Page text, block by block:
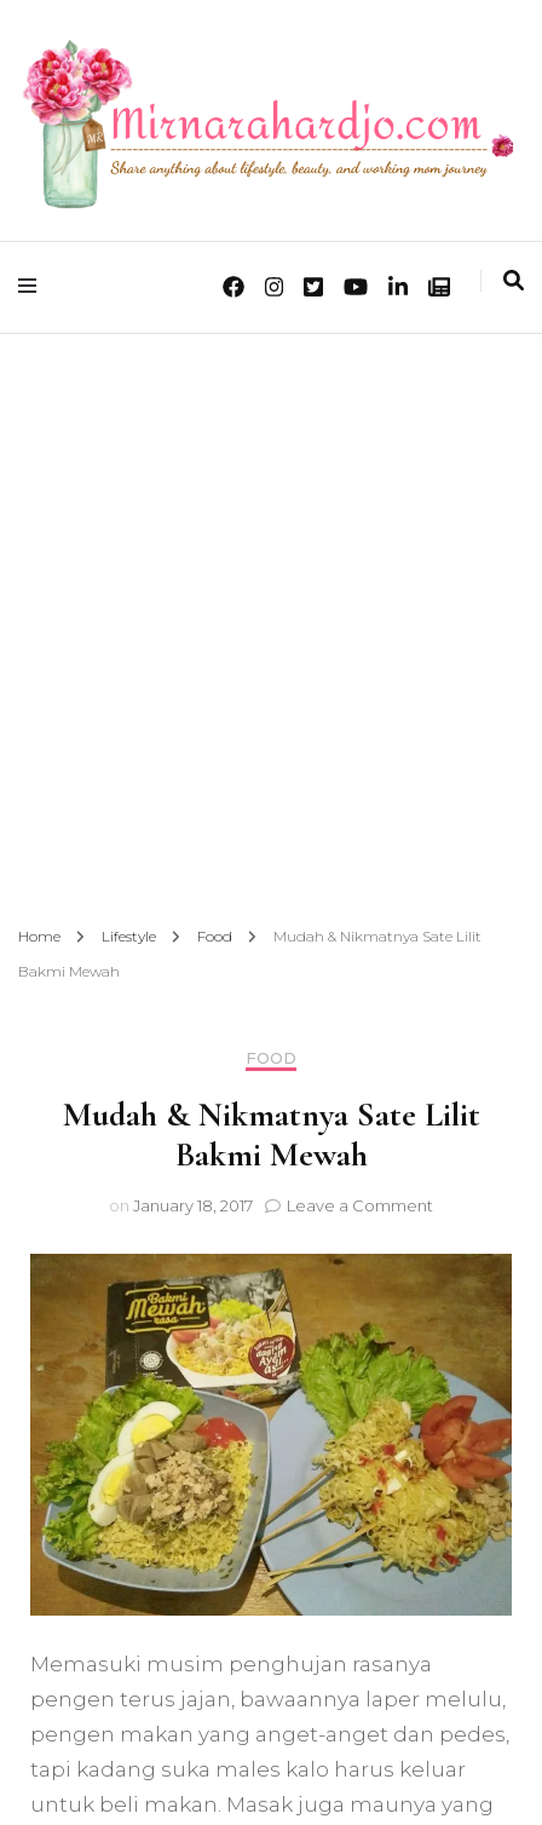
Mirna Rahardjo
Lifestyle, Beauty & Working Mom Journey
Home Lifestyle Food
Mudah & Nikmatnya Sate Lilit
Bakmi Mewah
FOOD
Mudah & Nikmatnya Sate Lilit
Bakmi Mewah
on January 18, 2017 Leave a Comment
&
Nikmatnya
Sate
Lilit
Bakmi
Mewah
Memasuki musim penghujan rasanya
pengen terus jajan, bawaannya laper melulu,
pengen makan yang anget-anget dan pedes,
tapi kadang suka males kalo harus keluar
untuk beli makan. Masak juga maunya yang